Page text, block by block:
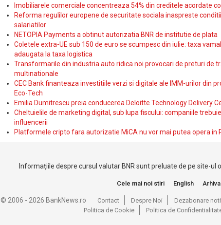
Imobiliarele comerciale concentreaza 54% din creditele acordate
Reforma regulilor europene de securitate sociala inaspreste
salariatilor
NETOPIA Payments a obtinut autorizatia BNR de institutie de plata
Coletele extra-UE sub 150 de euro se scumpesc din iulie: taxa
adaugata la taxa logistica
Transformarile din industria auto ridica noi provocari de preturi de
multinationale
CEC Bank finanteaza investitiile verzi si digitale ale IMM-urilor din
Eco-Tech
Emilia Dumitrescu preia conducerea Deloitte Technology Delivery
Cheltuielile de marketing digital, sub lupa fiscului: companiile
influencerii
Platformele cripto fara autorizatie MiCA nu vor mai putea opera in
Informațiile despre cursul valutar BNR sunt preluate de pe site-ul
Cele mai noi stiri English Arhiva
© 2006 - 2026 BankNews.ro Contact Despre Noi Dezabonare
Politica de Cookie
Politica de